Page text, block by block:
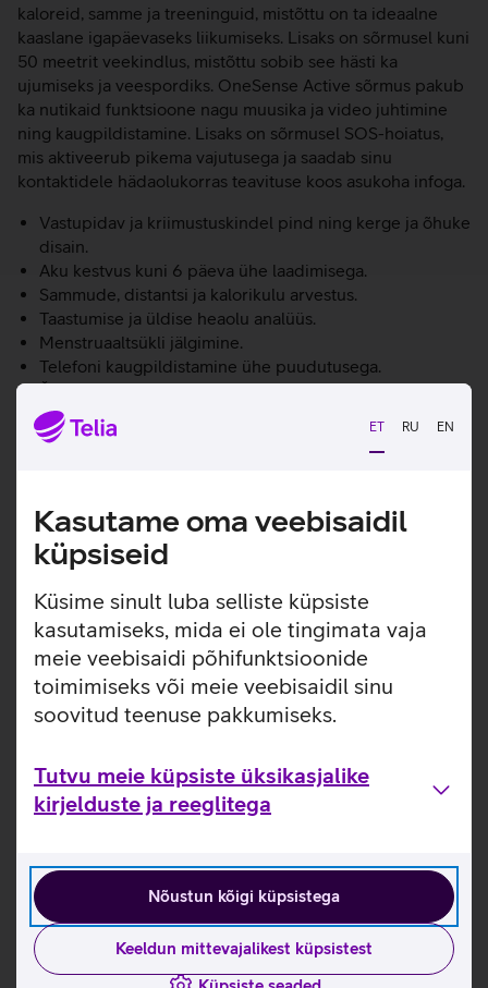
ET RU EN
Kasutame oma veebisaidil
küpsiseid
Küsime sinult luba selliste küpsiste
kasutamiseks, mida ei ole tingimata vaja
meie veebisaidi põhifunktsioonide
toimimiseks või meie veebisaidil sinu
soovitud teenuse pakkumiseks.
Tutvu meie küpsiste üksikasjalike
kirjelduste ja reeglitega
Nõustun kõigi küpsistega
Keeldun mittevajalikest küpsistest
kaloreid, samme ja treeninguid, mistõttu on ta ideaalne
kaaslane igapäevaseks liikumiseks. Lisaks on sõrmusel kuni
50 meetrit veekindlus, mistõttu sobib see hästi ka
ujumiseks ja veespordiks. OneSense Active sõrmus pakub
ka nutikaid funktsioone nagu muusika ja video juhtimine
ning kaugpildistamine. Lisaks on sõrmusel SOS-hoiatus,
mis aktiveerub pikema vajutusega ja saadab sinu
kontaktidele hädaolukorras teavituse koos asukoha infoga.
Vastupidav ja kriimustuskindel pind ning kerge ja õhuke
disain.
Aku kestvus kuni 6 päeva ühe laadimisega.
Sammude, distantsi ja kalorikulu arvestus.
Taastumise ja üldise heaolu analüüs.
Menstruaaltsükli jälgimine.
Telefoni kaugpildistamine ühe puudutusega.
Žestikontroll mugavaks kasutamiseks.
Bluetooth-ühendus sünkroonimiseks.
Täielik ühilduvus Momax Sense rakendusega.
Tootja kiirjuhend nutisõrmusele Momax OneSense
Active_EST
Tutvu nutisõrmuse Momax OneSense Active omaduste
ja kasutusviisidega tootja kodulehel
Momax nutisõrmuse mõõtmise juhised
Seotud artiklid ja videod